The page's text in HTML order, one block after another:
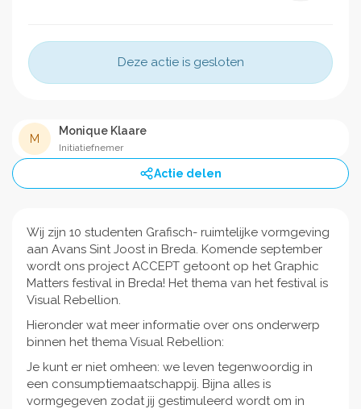
Deze actie is gesloten
M
Monique Klaare
Initiatiefnemer
Actie delen
Wij zijn 10 studenten Grafisch- ruimtelijke vormgeving
aan Avans Sint Joost in Breda. Komende september
wordt ons project ACCEPT getoont op het Graphic
Matters festival in Breda! Het thema van het festival is
Visual Rebellion.
Hieronder wat meer informatie over ons onderwerp
binnen het thema Visual Rebellion:
Je kunt er niet omheen: we leven tegenwoordig in
een consumptiemaatschappij. Bijna alles is
vormgegeven zodat jij gestimuleerd wordt om in